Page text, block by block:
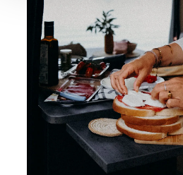
den störungsfreien Betrieb der
Ermöglichung der